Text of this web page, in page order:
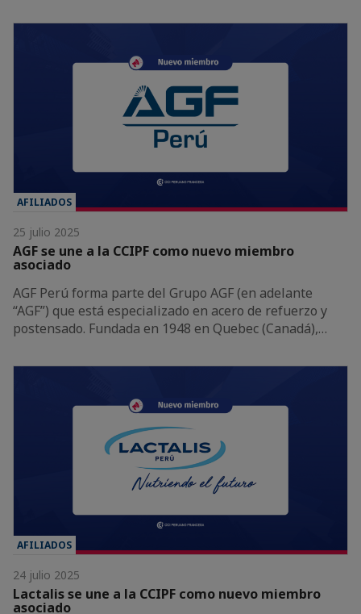
AFILIADOS
25 julio 2025
AGF se une a la CCIPF como nuevo miembro
asociado
AGF Perú forma parte del Grupo AGF (en adelante
“AGF”) que está especializado en acero de refuerzo y
postensado. Fundada en 1948 en Quebec (Canadá),…
AFILIADOS
24 julio 2025
Lactalis se une a la CCIPF como nuevo miembro
asociado